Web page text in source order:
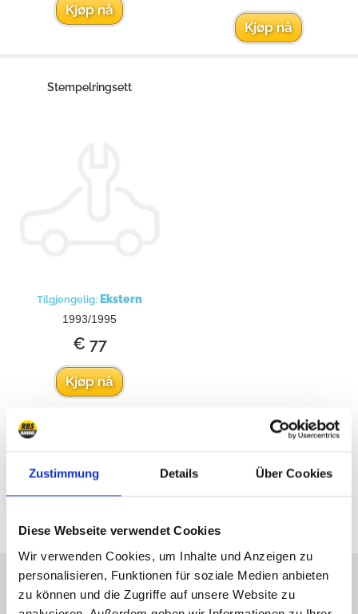
Zustimmung Details Über Cookies
Diese Webseite verwendet Cookies
Wir verwenden Cookies, um Inhalte und Anzeigen zu
personalisieren, Funktionen für soziale Medien anbieten
zu können und die Zugriffe auf unsere Website zu
Kjøp nå
Kjøp nå
Stempelringsett
Tilgjengelig: Ekstern
1993/1995
€ 77
Kjøp nå
Alle priser inkluderer mva
Vi er på nett